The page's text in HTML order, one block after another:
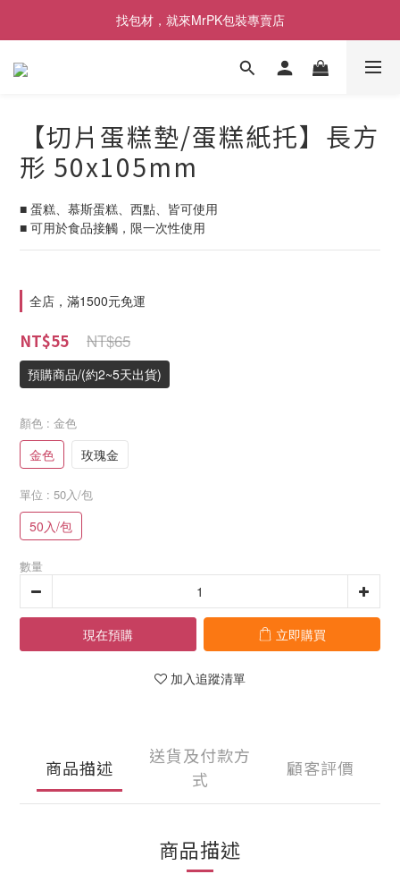
[限時優惠] 即日起登入會員消費滿1000元，回饋1%購物金
找包材，就來MrPK包裝專賣店
[限時優惠] 即日起登入會員消費滿1000元，回饋1%購物金
【切片蛋糕墊/蛋糕紙托】長方
形 50x105mm
■ 蛋糕、慕斯蛋糕、西點、皆可使用
■ 可用於食品接觸，限一次性使用
全店，滿1500元免運
NT$65
NT$55
預購商品/(約2~5天出貨)
顏色 : 金色
金色 玫瑰金
單位 : 50入/包
50入/包
數量
現在預購 立即購買
加入追蹤清單
商品描述
送貨及付款方
式
顧客評價
商品描述